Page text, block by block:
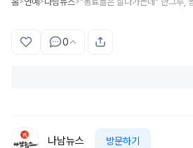
0
나남뉴스 방문하기